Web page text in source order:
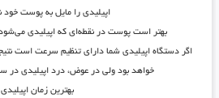
اپیلیدی را مایل به پوست خود
بهتر است پوست در نقطه‌ای که اپیلیدی
اگر دستگاه اپیلیدی شما دارای تنظیم سرعت است
خواهد بود ولی در عوض، درد اپیلیدی در
بهترین زمان اپیلیدی